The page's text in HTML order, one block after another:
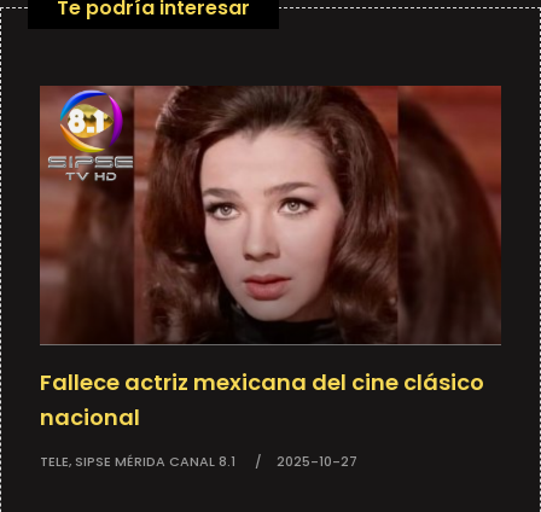
Te podría interesar
Fallece actriz mexicana del cine clásico
nacional
TELE, SIPSE MÉRIDA CANAL 8.1 2025-10-27